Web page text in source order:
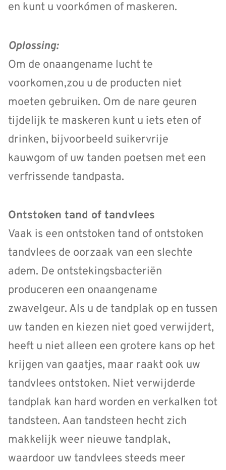
en kunt u voorkómen of maskeren.
Oplossing:
Om de onaangename lucht te
voorkomen,zou u de producten niet
moeten gebruiken. Om de nare geuren
tijdelijk te maskeren kunt u iets eten of
drinken, bijvoorbeeld suikervrije
kauwgom of uw tanden poetsen met een
verfrissende tandpasta.
Ontstoken tand of tandvlees
Vaak is een ontstoken tand of ontstoken
tandvlees de oorzaak van een slechte
adem. De ontstekingsbacteriën
produceren een onaangename
zwavelgeur. Als u de tandplak op en tussen
uw tanden en kiezen niet goed verwijdert,
heeft u niet alleen een grotere kans op het
krijgen van gaatjes, maar raakt ook uw
tandvlees ontstoken. Niet verwijderde
tandplak kan hard worden en verkalken tot
tandsteen. Aan tandsteen hecht zich
makkelijk weer nieuwe tandplak,
waardoor uw tandvlees steeds meer